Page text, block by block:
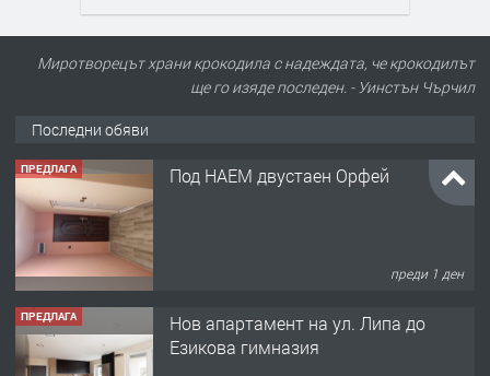
Миротворецът храни крокодила с надеждата, че крокодилът
ще го изяде последен. - Уинстън Чърчил
Последни обяви
ПРЕДЛАГА
ПРЕДЛАГА
Нов апартамент на ул. Липа до